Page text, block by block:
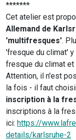
*******
Cet atelier est
Allemand de
'multifresques'.
'fresque du climat'
fresque du climat
Attention, il n'est
la fois - il faut
inscription à la
inscriptions à la
ici: https://
details/karlsruhe-2